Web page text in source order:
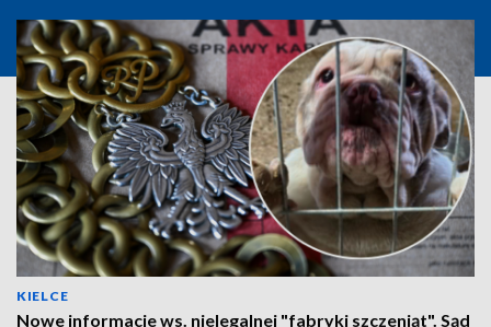
KIELCE
Nowe informacje ws. nielegalnej "fabryki szczeniąt". Sąd